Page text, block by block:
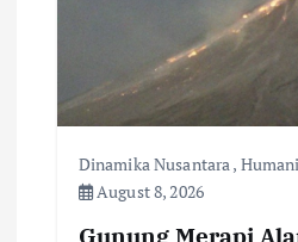
t
Dinamika Nusantara ,
August 8, 2026
Gunung Merapi